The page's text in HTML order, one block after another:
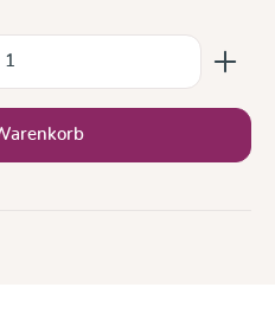
gewünschten Wert ein